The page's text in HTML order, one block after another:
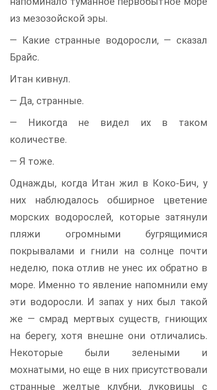
из мезозойской эры.
— Какие странные водоросли, — сказал
Брайс.
Итан кивнул.
— Да, странные.
— Никогда не видел их в таком
количестве.
— Я тоже.
Однажды, когда Итан жил в Коко-Бич, у
них наблюдалось обширное цветение
морских водорослей, которые затянули
пляжи огромными бугрящимися
покрывалами и гнили на солнце почти
неделю, пока отлив не унес их обратно в
море. Именно то явление напомнили ему
эти водоросли. И запах у них был такой
же — смрад мертвых существ, гниющих
на берегу, хотя внешне они отличались.
Некоторые были зелеными и
мохнатыми, но еще в них присутствовали
странные желтые клубни, луковицы с